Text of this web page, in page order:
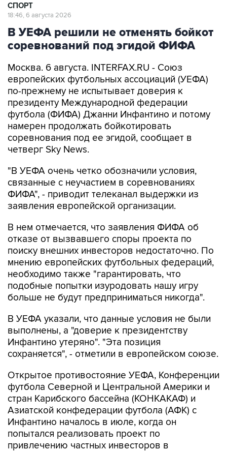
СПОРТ
18:46, 6 августа 2026
В УЕФА решили не отменять бойкот
соревнований под эгидой ФИФА
Москва. 6 августа. INTERFAX.RU - Союз
европейских футбольных ассоциаций (УЕФА)
по-прежнему не испытывает доверия к
президенту Международной федерации
футбола (ФИФА) Джанни Инфантино и потому
намерен продолжать бойкотировать
соревнования под ее эгидой, сообщает в
четверг Sky News.
"В УЕФА очень четко обозначили условия,
связанные с неучастием в соревнованиях
ФИФА", - приводит телеканал выдержки из
заявления европейской организации.
В нем отмечается, что заявления ФИФА об
отказе от вызвавшего споры проекта по
поиску внешних инвесторов недостаточно. По
мнению европейских футбольных федераций,
необходимо также "гарантировать, что
подобные попытки изуродовать нашу игру
больше не будут предприниматься никогда".
В УЕФА указали, что данные условия не были
выполнены, а "доверие к президентству
Инфантино утеряно". "Эта позиция
сохраняется", - отметили в европейском союзе.
Открытое противостояние УЕФА, Конференции
футбола Северной и Центральной Америки и
стран Карибского бассейна (КОНКАКАФ) и
Азиатской конфедерации футбола (АФК) с
Инфантино началось в июле, когда он
попытался реализовать проект по
привлечению частных инвесторов в